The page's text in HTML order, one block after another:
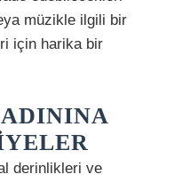
müzikle ilgili bir
için harika bir
derinlikleri ve